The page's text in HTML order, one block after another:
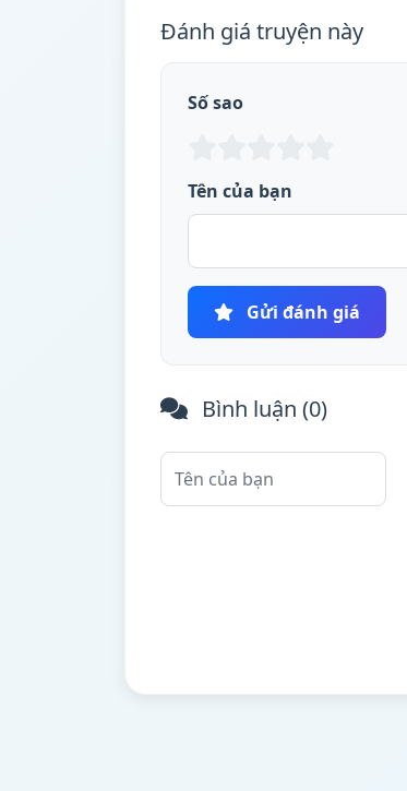
Đánh giá truyện này
Số sao
Tên của bạn
Gửi đánh giá
Bình luận (0)